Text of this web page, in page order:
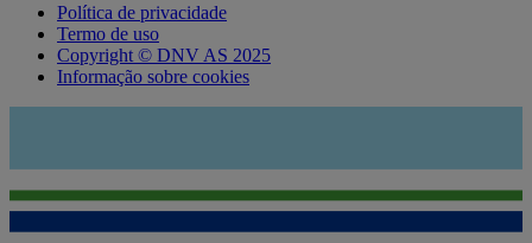
Política de privacidade
Termo de uso
Copyright © DNV AS 2025
Informação sobre cookies